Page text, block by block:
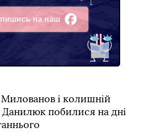
на наш
і колишній
побилися на дні